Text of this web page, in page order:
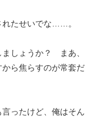
れたせいでな……。
ましょうか？ まあ、
ら焦らすのが常套だ
ったけど、俺はそん